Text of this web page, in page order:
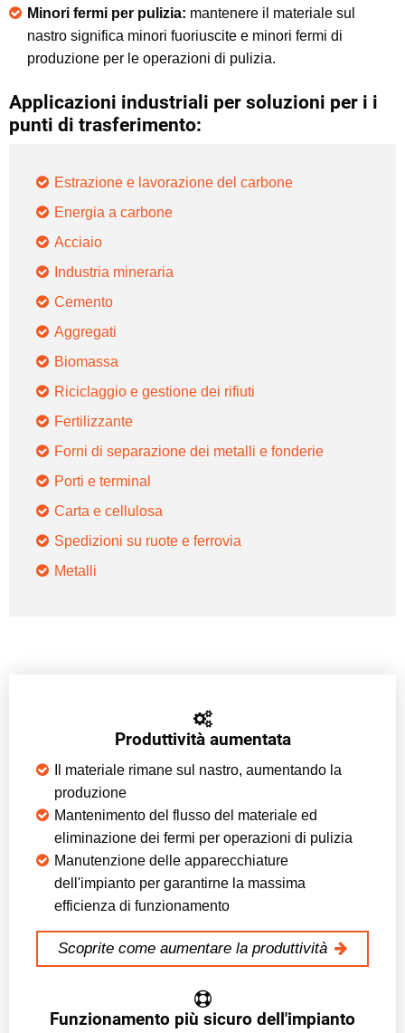
Minori fermi per pulizia: mantenere il materiale sul
nastro significa minori fuoriuscite e minori fermi di
produzione per le operazioni di pulizia.
Applicazioni industriali per soluzioni per i i
punti di trasferimento:
Estrazione e lavorazione del carbone
Energia a carbone
Acciaio
Industria mineraria
Cemento
Aggregati
Biomassa
Riciclaggio e gestione dei rifiuti
Fertilizzante
Forni di separazione dei metalli e fonderie
Porti e terminal
Carta e cellulosa
Spedizioni su ruote e ferrovia
Metalli
Produttività aumentata
Il materiale rimane sul nastro, aumentando la
produzione
Mantenimento del flusso del materiale ed
eliminazione dei fermi per operazioni di pulizia
Manutenzione delle apparecchiature
dell'impianto per garantirne la massima
efficienza di funzionamento
Scoprite come aumentare la produttività
Funzionamento più sicuro dell'impianto